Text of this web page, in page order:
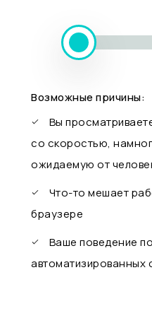
Возможные причины:
Вы
со скоростью,
ожидаемую от
Что-то мешает
браузере
Ваше поведение
автоматизированных